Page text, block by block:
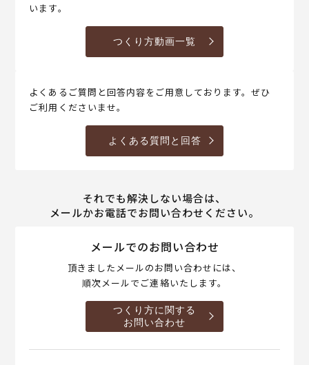
います。
つくり方動画一覧
よくあるご質問と回答内容をご用意しております。ぜひ
ご利用くださいませ。
よくある質問と回答
それでも解決しない場合は、
メールかお電話でお問い合わせください。
メールでのお問い合わせ
頂きましたメールのお問い合わせには、
順次メールでご連絡いたします。
つくり方に関する
お問い合わせ